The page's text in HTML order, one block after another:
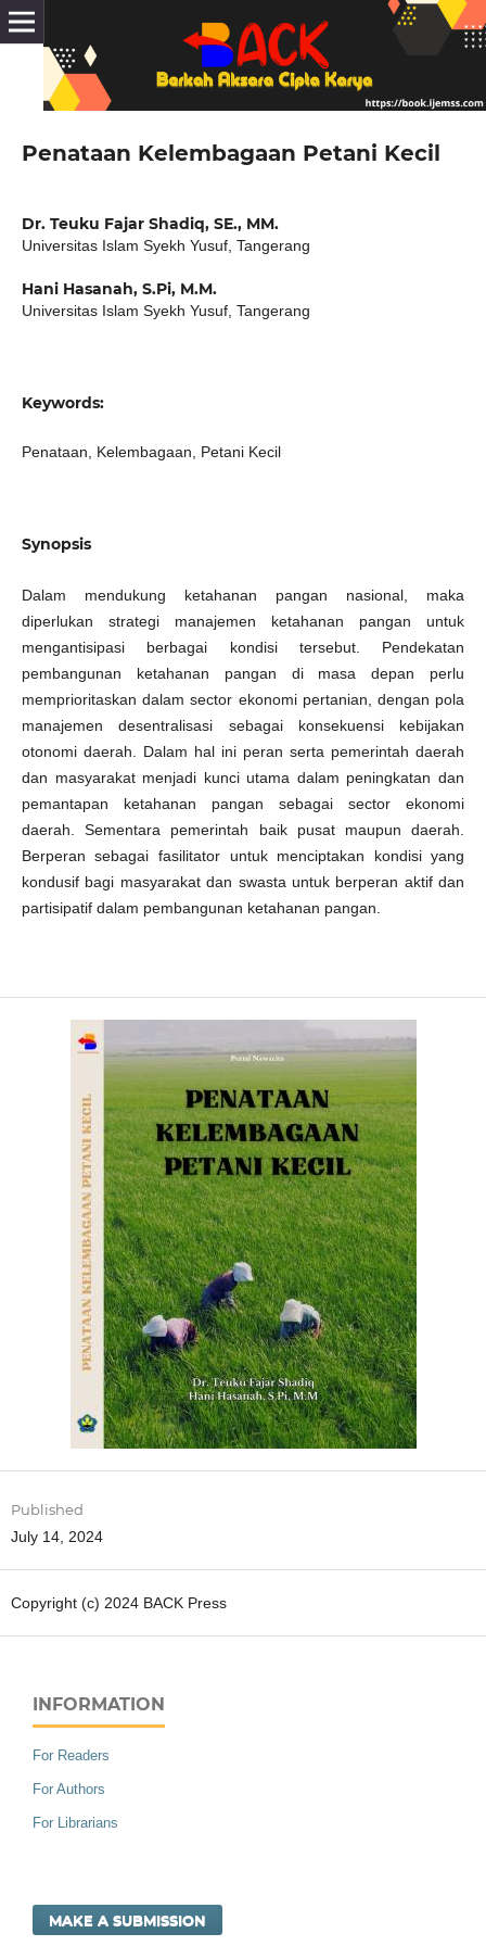
Penataan Kelembagaan Petani Kecil
Dr. Teuku Fajar Shadiq, SE., MM.
Universitas Islam Syekh Yusuf, Tangerang
Hani Hasanah, S.Pi, M.M.
Universitas Islam Syekh Yusuf, Tangerang
Keywords:
Penataan, Kelembagaan, Petani Kecil
Synopsis
Dalam mendukung ketahanan pangan nasional, maka
diperlukan strategi manajemen ketahanan pangan untuk
mengantisipasi berbagai kondisi tersebut. Pendekatan
pembangunan ketahanan pangan di masa depan perlu
memprioritaskan dalam sector ekonomi pertanian, dengan pola
manajemen desentralisasi sebagai konsekuensi kebijakan
otonomi daerah. Dalam hal ini peran serta pemerintah daerah
dan masyarakat menjadi kunci utama dalam peningkatan dan
pemantapan ketahanan pangan sebagai sector ekonomi
daerah. Sementara pemerintah baik pusat maupun daerah.
Berperan sebagai fasilitator untuk menciptakan kondisi yang
kondusif bagi masyarakat dan swasta untuk berperan aktif dan
partisipatif dalam pembangunan ketahanan pangan.
Published
July 14, 2024
Copyright (c) 2024 BACK Press
INFORMATION
For Readers
For Authors
For Librarians
MAKE A SUBMISSION